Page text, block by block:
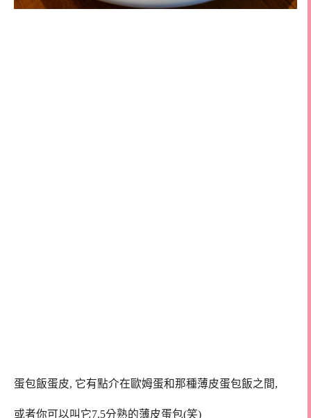
蛋包飯蛋皮, 它有點介在歐姆蛋和那種薄皮蛋包飯之間,
或者你可以叫它7.5分熟的薄皮蛋包(笑)